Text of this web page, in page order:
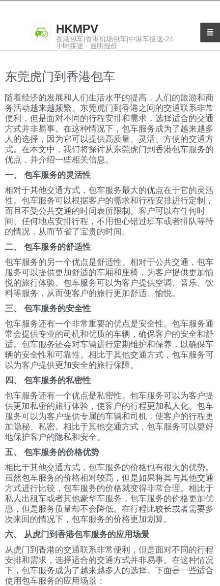
HKMPV
香港包车|香港机场包车|中港车接送-24
小时接送 · 透明报价
东莞虎门到香港包车
随着经济的发展和人们生活水平的提高，人们的旅游和商
务活动越来越频繁。东莞虎门到香港之间的交通联系非常
便利，但是面对不同的行程安排和需求，选择适合的交通
方式并非易事。在这种情况下，包车服务成为了越来越多
人的选择，因为它可以提供高质量、灵活、方便的交通方
式。在本文中，我们将探讨从东莞虎门到香港包车服务的
优点，并介绍一些相关信息。
一、 包车服务的灵活性
相对于其他交通方式，包车服务最大的优点在于它的灵活
性。包车服务可以根据客户的需求和行程安排进行定制，
而且不受公共交通的时间表所限制。客户可以在任何时
间、任何地点安排行程，不用担心错过班车或者排队等待
的情况，从而节省了宝贵的时间。
二、 包车服务的舒适性
包车服务的另一个优点是舒适性。相对于公共交通，包车
服务可以提供更加舒适的车厢和座椅，为客户提供更加愉
悦的旅行体验。包车服务可以为客户提供空调、音乐、饮
料等服务，从而使客户的旅行更加舒适、愉悦。
三、 包车服务的安全性
包车服务还有一个非常重要的优点是安全性。包车服务通
常会提供专业的司机和优质的车辆，确保客户的安全和舒
适。包车服务还会对车辆进行定期维护和保养，以确保车
辆的安全性和可靠性。相比于其他交通方式，包车服务可
以为客户提供更加安全的旅行保障。
四、 包车服务的私密性
包车服务还有一个优点是私密性。包车服务可以为客户提
供更加私密的旅行体验，使客户的行程更加私人化。包车
服务可以为客户提供专属的车辆和司机，使客户的行程更
加隐秘、私密。相比于其他交通方式，包车服务可以更好
地保护客户的隐私和安全。
五、 包车服务的价格优势
相比于其他交通方式，包车服务的价格也有很大的优势。
虽然包车服务的价格相对较高，但是如果将其与其他交通
方式进行比较，包车服务的价格就变得非常合理。相比于
私人出租车或者其他豪华车服务，包车服务的价格更加优
惠，但是服务质量却不会降低。在行程比较长或者需要多
次来回的情况下，包车服务的价格更加划算。
六、 从虎门到香港包车服务的应用场景
从虎门到香港的交通联系非常便利，但是面对不同的行程
安排和需求，选择适合的交通方式并非易事。在这种情况
下，包车服务成为了越来越多人的选择。下面是一些适合
使用包车服务的应用场景：